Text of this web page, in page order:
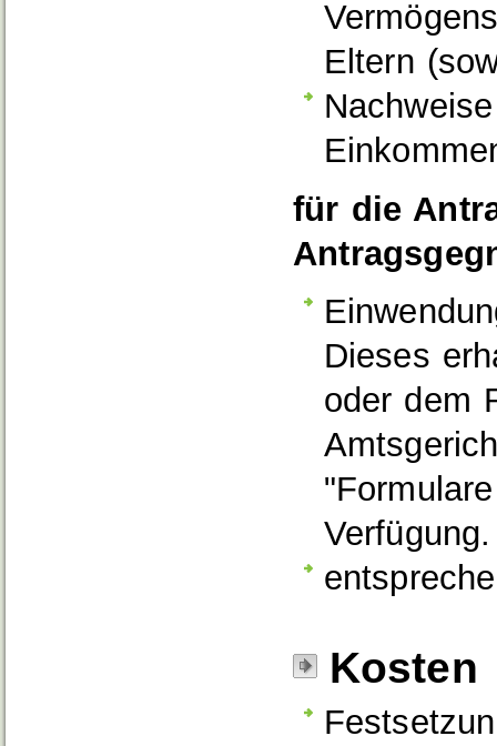
Eltern
für die
Dieses
oder dem
Verfügung.
Kosten